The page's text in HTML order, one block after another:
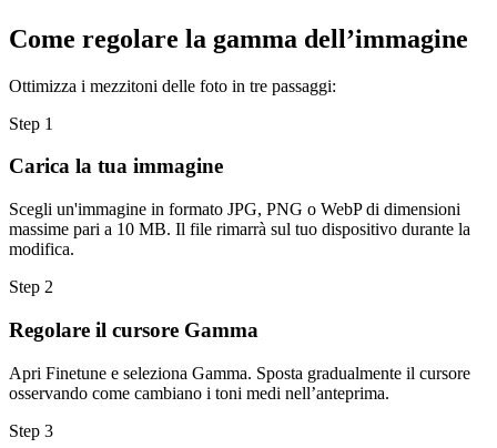
Come regolare la gamma dell’immagine
Ottimizza i mezzitoni delle foto in tre passaggi:
Step 1
Carica la tua immagine
Scegli un'immagine in formato JPG, PNG o WebP di dimensioni
massime pari a 10 MB. Il file rimarrà sul tuo dispositivo durante la
modifica.
Step 2
Regolare il cursore Gamma
Apri Finetune e seleziona Gamma. Sposta gradualmente il cursore
osservando come cambiano i toni medi nell’anteprima.
Step 3